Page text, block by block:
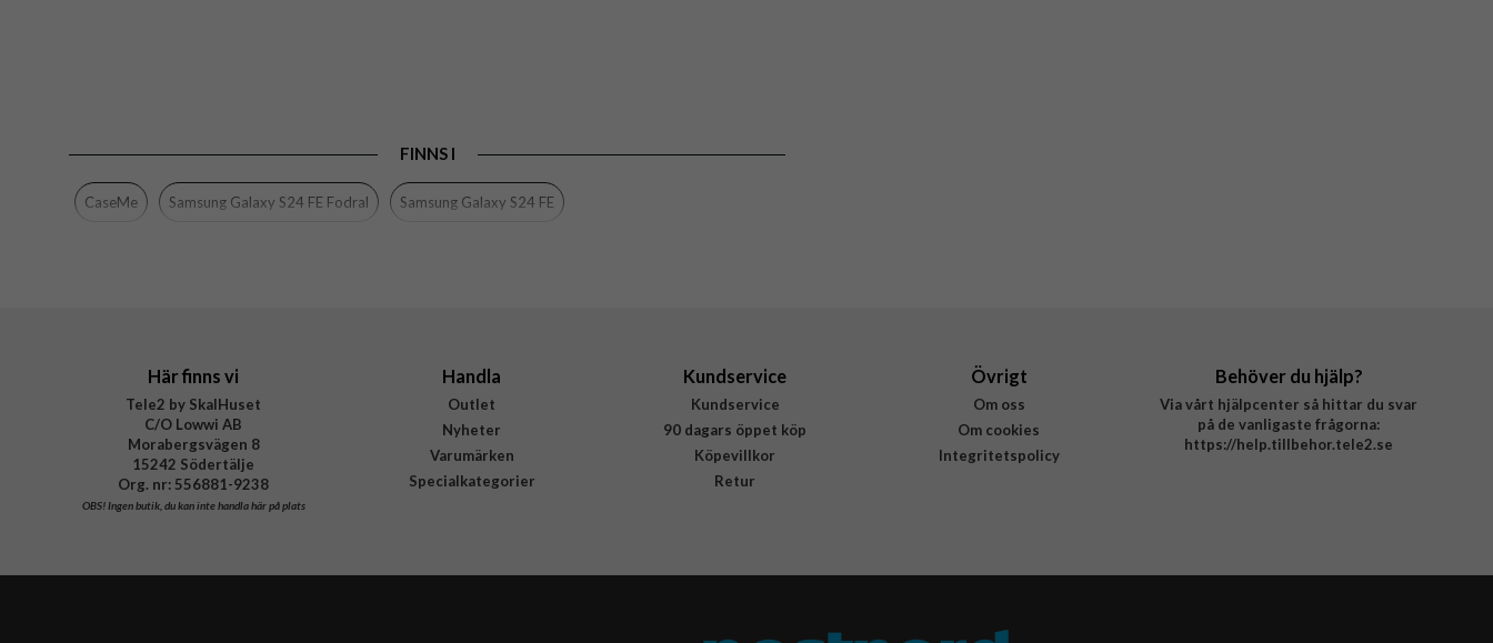
FINNS I
CaseMe Samsung Galaxy S24 FE Fodral Samsung Galaxy S24 FE
Här finns vi
Tele2 by SkalHuset
C/O Lowwi AB
Morabergsvägen 8
15242 Södertälje
Org. nr: 556881-9238
OBS!Ingen butik, du kan inte handla här på plats
Handla
Outlet
Nyheter
Varumärken
Specialkategorier
Kundservice
Kundservice
90 dagars öppet köp
Köpevillkor
Retur
Övrigt
Om oss
Om cookies
Integritetspolicy
Behöver du hjälp?
Via vårt hjälpcenter så hittar du svar
på de vanligaste frågorna:
https://help.tillbehor.tele2.se